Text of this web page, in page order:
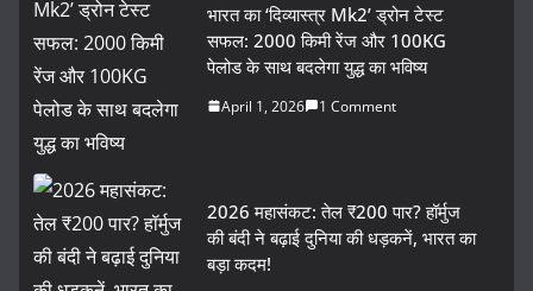
भारत का ‘दिव्यास्त्र Mk2’ ड्रोन टेस्ट
सफल: 2000 किमी रेंज और 100KG
पेलोड के साथ बदलेगा युद्ध का भविष्य
April 1, 2026 1 Comment
2026 महासंकट: तेल ₹200 पार? हॉर्मुज
की बंदी ने बढ़ाई दुनिया की धड़कनें, भारत का
बड़ा कदम!